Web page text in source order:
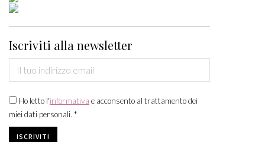
Iscriviti alla newsletter
Ho letto l'informativa e acconsento al trattamento dei
miei dati personali. *